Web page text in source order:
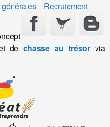
Recrutement
dechasse au trésor via